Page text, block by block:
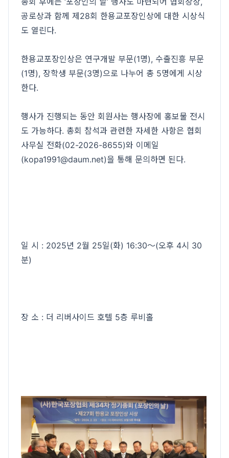
공로상과 함께 제28회 한용교포장인상에 대한 시상식
도 열린다.
한용교포장인상은 연구개발 부문(1명), 수출진흥 부문
(1명), 장학생 부문(3명)으로 나누어 총 5명에게 시상
한다.
행사가 진행되는 동안 회원사는 행사장에 홍보물 전시
도 가능하다. 총회 참석과 관련한 자세한 사항은 협회
사무실 전화(02-2026-8655)와 이메일
(kopa1991@daum.net)을 통해 문의하면 된다.
일 시 : 2025년 2월 25일(화) 16:30～(오후 4시 30
분)
장 소 : 더 리버사이드 호텔 5층 루비홀